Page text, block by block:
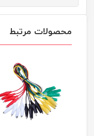
محصولات مرتبط